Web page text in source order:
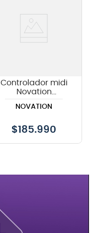
Controlador midi
Novation
MK4 OPENBOX
NOVATION
$185.990